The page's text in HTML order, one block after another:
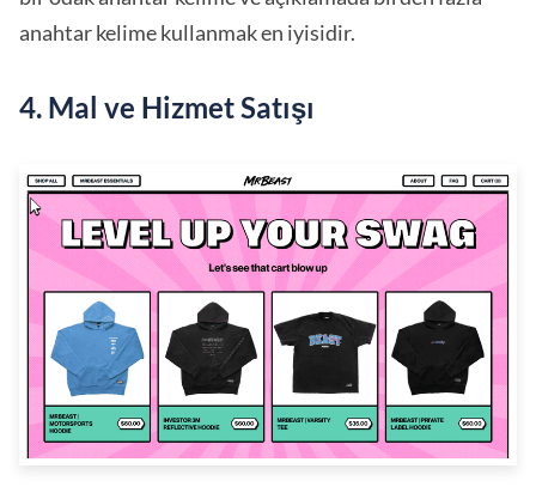
anahtar kelime kullanmak en iyisidir.
4. Mal ve Hizmet Satışı